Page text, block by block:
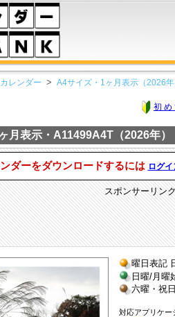
レンダー A4サイズ・1ヶ月表示（2026
初
月表示・A11499A4T（2026年）
ダーをダウンロードするには ログイ
スポンサーリンク
曜日表記
日曜/月曜
六曜・祝
対応アプリケー